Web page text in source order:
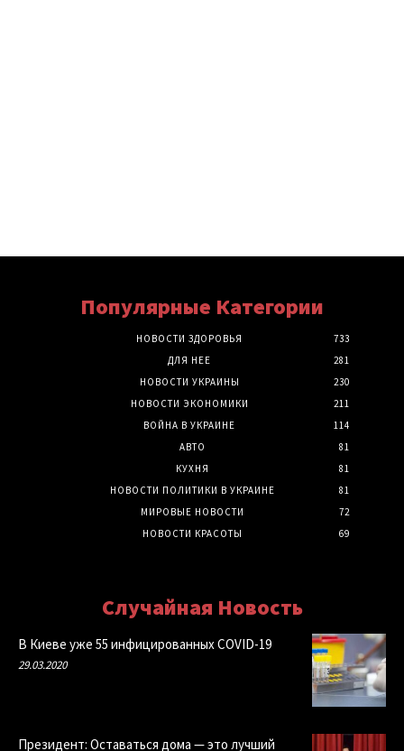
Популярные Категории
НОВОСТИ ЗДОРОВЬЯ
733
ДЛЯ НЕЕ
281
НОВОСТИ УКРАИНЫ
230
НОВОСТИ ЭКОНОМИКИ
211
ВОЙНА В УКРАИНЕ
114
АВТО
81
КУХНЯ
81
НОВОСТИ ПОЛИТИКИ В УКРАИНЕ
81
МИРОВЫЕ НОВОСТИ
72
НОВОСТИ КРАСОТЫ
69
Случайная Новость
В Киеве уже 55 инфицированных COVID-19
29.03.2020
Президент: Оставаться дома — это лучший